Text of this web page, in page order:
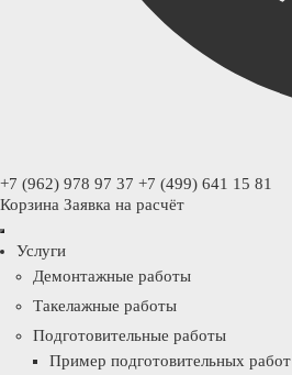
+7 (962) 978 97 37 +7 (499) 641 15 81
Корзина Заявка на расчёт
Услуги
Демонтажные работы
Такелажные работы
Подготовительные работы
Пример подготовительных работ